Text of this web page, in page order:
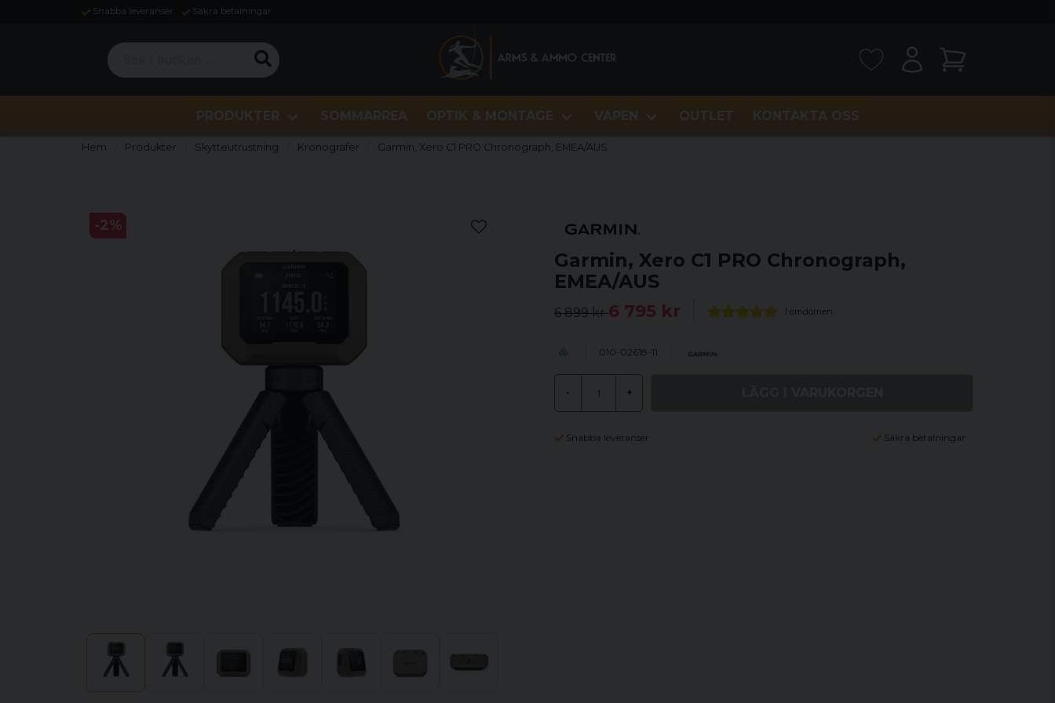
Snabba leveranser Säkra betalningar
Sök i butiken ...
PRODUKTER SOMMARREA OPTIK & MONTAGE VAPEN OUTLET KONTAKTA OSS
Hem Produkter Skytteutrustning Kronografer Garmin, Xero C1 PRO Chronograph, EMEA/AUS
-2%
Garmin, Xero C1 PRO Chronograph,
EMEA/AUS
6 899 kr6 795 kr 1 omdömen
010-02618-11
- +
Snabba leveranser Säkra betalningar